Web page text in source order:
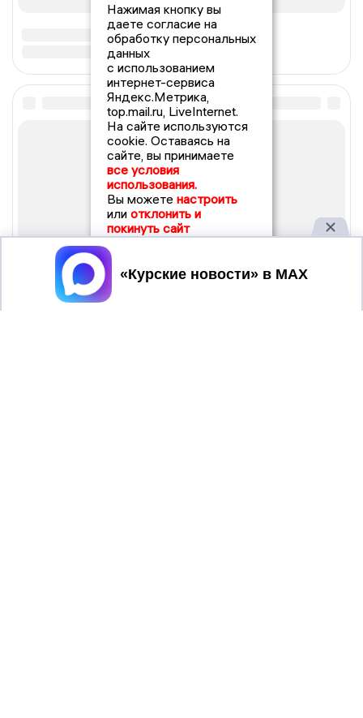
Нажимая кнопку вы
даете согласие на
обработку персональных
данных
с использованием
интернет-сервиса
Яндекс.Метрика,
top.mail.ru, LiveInternet.
На сайте используются
cookie. Оставаясь на
сайте, вы принимаете
все условия
использования.
Вы можете настроить
или отклонить и
покинуть сайт
Принять